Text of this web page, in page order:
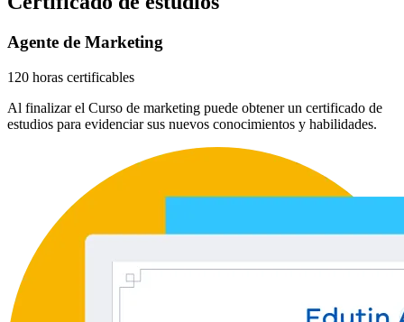
Agente de Marketing
120 horas certificables
Al finalizar el Curso de marketing puede obtener un certificado de
estudios para evidenciar sus nuevos conocimientos y habilidades.